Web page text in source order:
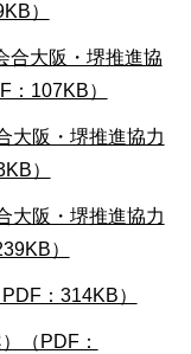
）
合大阪・堺推進協
107KB）
大阪・堺推進協力
）
大阪・堺推進協力
）
：314KB）
（PDF：